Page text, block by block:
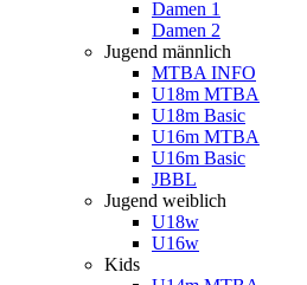
Damen 1
Damen 2
Jugend männlich
MTBA INFO
U18m MTBA
U18m Basic
U16m MTBA
U16m Basic
JBBL
Jugend weiblich
U18w
U16w
Kids